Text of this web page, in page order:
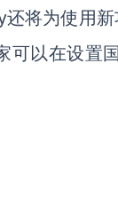
将为使用
可以在设置